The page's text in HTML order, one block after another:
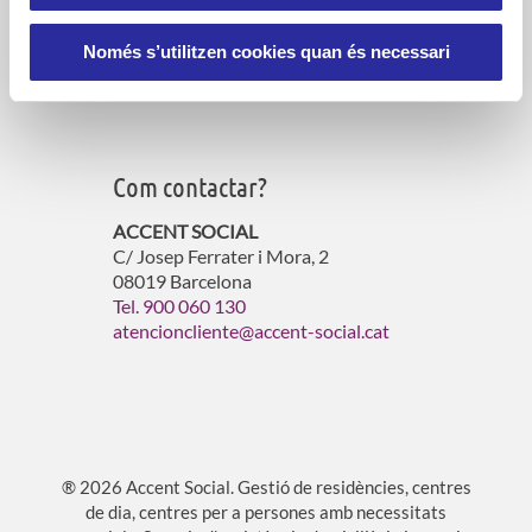
Només s’utilitzen cookies quan és necessari
Serveis d’atenció domiciliària
Gestió d’habitatges amb serveis
Atenció a persones vulnerables
Com contactar?
ACCENT SOCIAL
C/ Josep Ferrater i Mora, 2
08019 Barcelona
Tel. 900 060 130
atencioncliente@accent-social.cat
® 2026 Accent Social. Gestió de residències, centres
de dia, centres per a persones amb necessitats